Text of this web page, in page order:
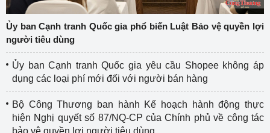
Ủy ban Cạnh tranh Quốc gia phổ biến Luật Bảo vệ quyền lợi
người tiêu dùng
Ủy ban Cạnh tranh Quốc gia yêu cầu Shopee không áp
dụng các loại phí mới đối với người bán hàng
Bộ Công Thương ban hành Kế hoạch hành động thực
hiện Nghị quyết số 87/NQ-CP của Chính phủ về công tác
bảo vệ quyền lợi người tiêu dùng.